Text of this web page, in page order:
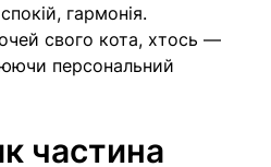
гармонія.
свого кота, хтось —
персональний
частина